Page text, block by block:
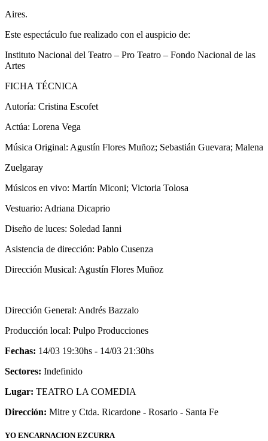
Aires.
Este espectáculo fue realizado con el auspicio de:
Instituto Nacional del Teatro – Pro Teatro – Fondo Nacional de las
Artes
FICHA TÉCNICA
Autoría: Cristina Escofet
Actúa: Lorena Vega
Música Original: Agustín Flores Muñoz; Sebastián Guevara; Malena
Zuelgaray
Músicos en vivo: Martín Miconi; Victoria Tolosa
Vestuario: Adriana Dicaprio
Diseño de luces: Soledad Ianni
Asistencia de dirección: Pablo Cusenza
Dirección Musical: Agustín Flores Muñoz
Dirección General: Andrés Bazzalo
Producción local: Pulpo Producciones
Fechas: 14/03 19:30hs - 14/03 21:30hs
Sectores: Indefinido
Lugar: TEATRO LA COMEDIA
Dirección: Mitre y Ctda. Ricardone - Rosario - Santa Fe
YO ENCARNACION EZCURRA